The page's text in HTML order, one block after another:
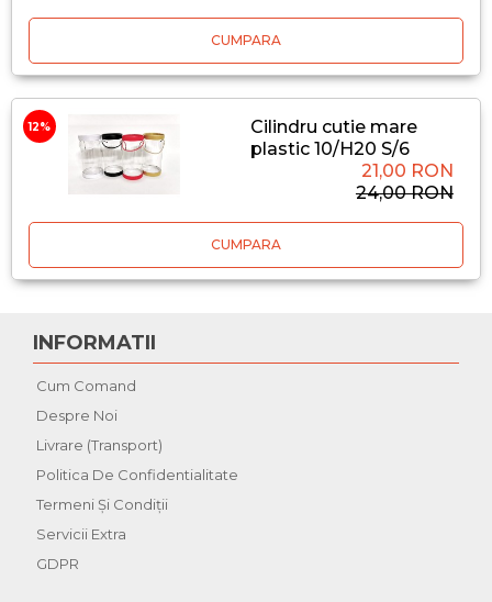
CUMPARA
12%
Cilindru cutie mare
plastic 10/H20 S/6
21,00 RON
24,00 RON
CUMPARA
INFORMATII
Cum Comand
Despre Noi
Livrare (Transport)
Politica De Confidentialitate
Termeni Şi Condiţii
Servicii Extra
GDPR